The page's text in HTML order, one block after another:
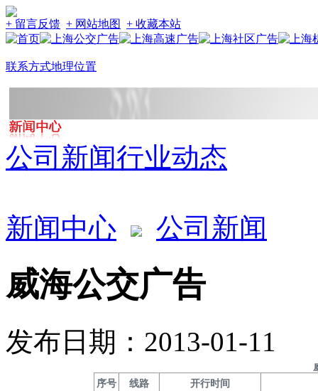
+ 留言反馈 + 网站地图 + 收藏本站
联系方式地理位置
公司新闻行业动态
新闻中心 公司新闻
威海公交广告
发布日期：2013-01-11
序号
线路 开行时间